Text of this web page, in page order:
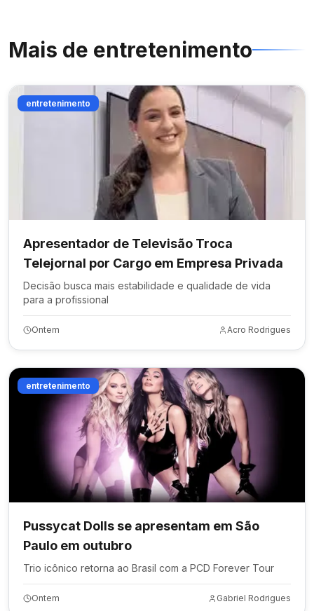
Mais de entretenimento
entretenimento
Apresentador de Televisão Troca
Telejornal por Cargo em Empresa Privada
Decisão busca mais estabilidade e qualidade de vida
para a profissional
Ontem Acro Rodrigues
entretenimento
Pussycat Dolls se apresentam em São
Paulo em outubro
Trio icônico retorna ao Brasil com a PCD Forever Tour
Ontem Gabriel Rodrigues